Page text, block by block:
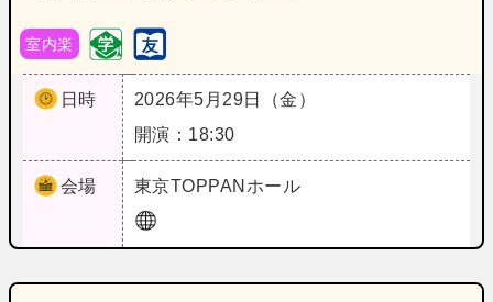
室内楽
日時
2026年5月29日（金）
開演：18:30
会場 東京TOPPANホール